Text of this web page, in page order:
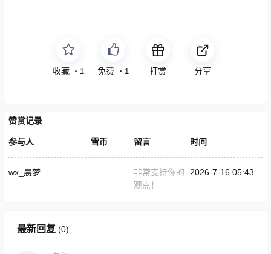
收藏 ・ 1 免费 ・ 1 打赏 分享
赞赏记录
参与人 雪币 留言 时间
wx_晨梦
非常支持你的
观点！
2026-7-16 05:43
最新回复 (0)